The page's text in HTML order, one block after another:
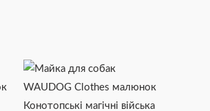
цін:
від
товар
має